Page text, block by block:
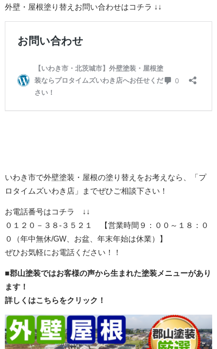
外壁・屋根塗り替えお問い合わせはコチラ ↓↓
いわき市で外壁塗装・屋根の塗り替えをお考えなら、「プ
ロタイムズいわき店」までぜひご相談下さい！
お電話番号はコチラ ↓↓
０１２０－３８-３５２１ 【営業時間９：００～１８：０
０（年中無休/GW、お盆、年末年始は休業）】
ぜひお気軽にお電話ください！！
■郡山塗装ではお客様の声から生まれた塗装メニューがあり
ます！
詳しくはこちらをクリック！